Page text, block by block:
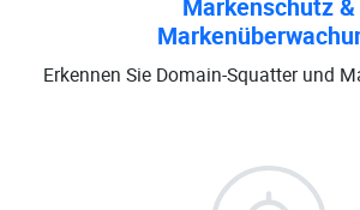
Markenschutz &
Erkennen Sie Domain-Squatter und